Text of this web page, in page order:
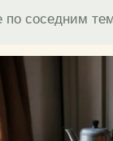
по соседним